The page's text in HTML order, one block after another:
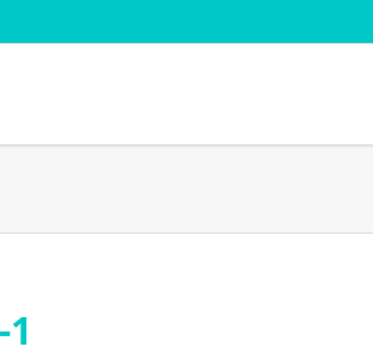
- Pappe
- Textil
DIN